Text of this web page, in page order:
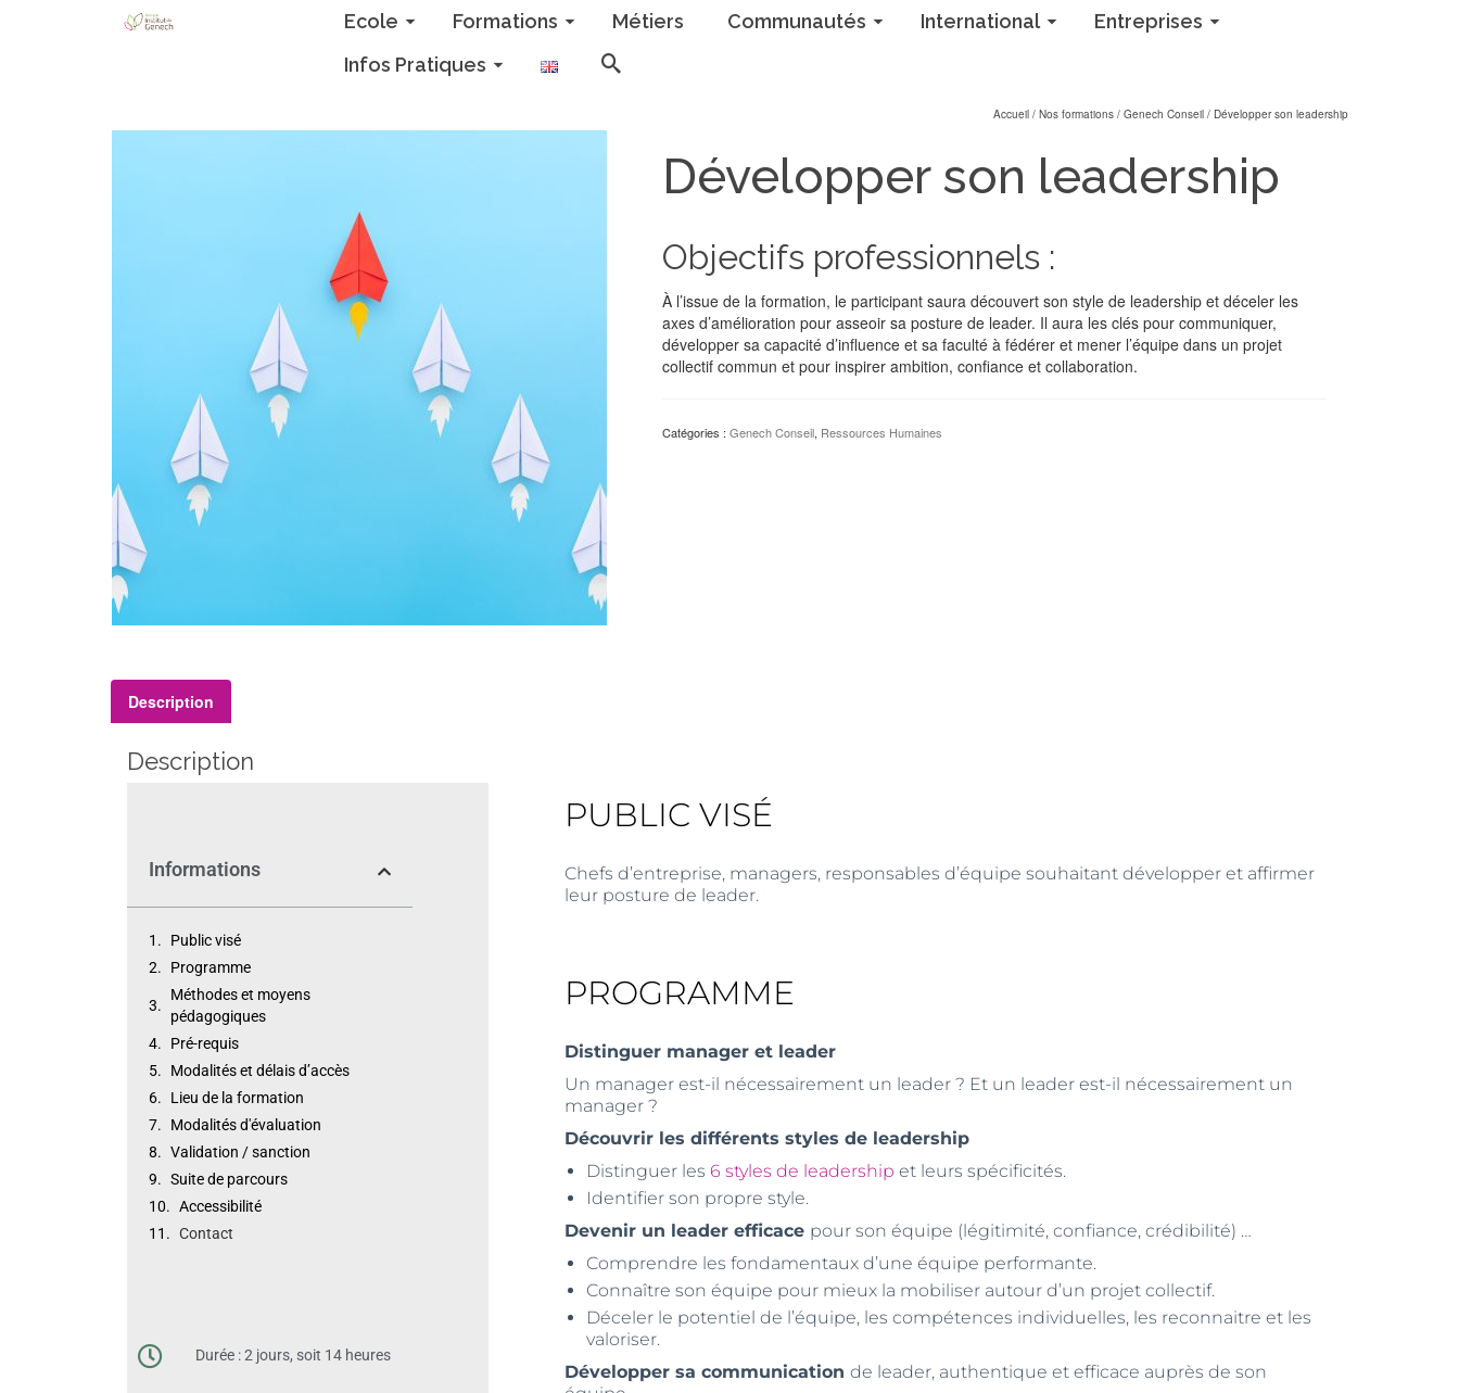
Ecole Formations Métiers Communautés International
Entreprises
Infos Pratiques
Accueil / Nos formations / Genech Conseil / Développer son leadership
Développer son leadership
Objectifs professionnels :
À l’issue de la formation, le participant saura découvert son style de leadership et déceler les
axes d’amélioration pour asseoir sa posture de leader. Il aura les clés pour communiquer,
développer sa capacité d’influence et sa faculté à fédérer et mener l’équipe dans un projet
collectif commun et pour inspirer ambition, confiance et collaboration.
Catégories : Genech Conseil, Ressources Humaines
Description
Description
Informations
Public visé
Programme
Méthodes et moyens
pédagogiques
Pré-requis
Modalités et délais d’accès
Lieu de la formation
Modalités d'évaluation
Validation / sanction
Suite de parcours
Accessibilité
Contact
Durée : 2 jours, soit 14 heures
PUBLIC VISÉ
Chefs d’entreprise, managers, responsables d’équipe souhaitant développer et affirmer
leur posture de leader.
PROGRAMME
Distinguer manager et leader
Un manager est-il nécessairement un leader ? Et un leader est-il nécessairement un
manager ?
Découvrir les différents styles de leadership
Distinguer les 6 styles de leadership et leurs spécificités.
Identifier son propre style.
Devenir un leader efficace pour son équipe (légitimité, confiance, crédibilité) …
Comprendre les fondamentaux d’une équipe performante.
Connaître son équipe pour mieux la mobiliser autour d’un projet collectif.
Déceler le potentiel de l’équipe, les compétences individuelles, les reconnaitre et les
valoriser.
Développer sa communication de leader, authentique et efficace auprès de son